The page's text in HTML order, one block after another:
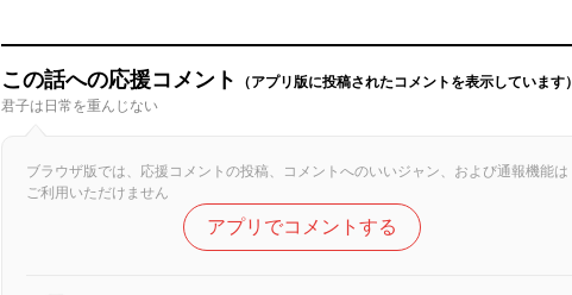
この話への応援コメント
（アプリ版に投稿されたコメントを表示しています）
君子は日常を重んじない
ブラウザ版では、応援コメントの投稿、コメントへのいいジャン、および通報機能は
ご利用いただけません
アプリでコメントする